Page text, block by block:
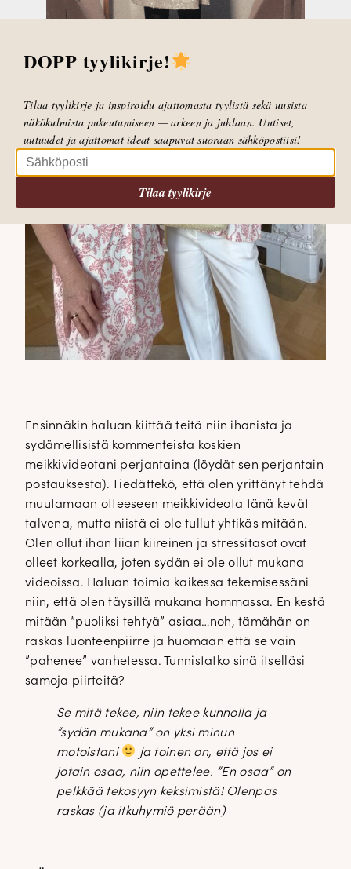
Ensinnäkin haluan kiittää teitä niin ihanista ja
sydämellisistä kommenteista koskien
meikkivideotani perjantaina (löydät sen perjantain
postauksesta). Tiedättekö, että olen yrittänyt tehdä
muutamaan otteeseen meikkivideota tänä kevät
talvena, mutta niistä ei ole tullut yhtikäs mitään.
Olen ollut ihan liian kiireinen ja stressitasot ovat
olleet korkealla, joten sydän ei ole ollut mukana
videoissa. Haluan toimia kaikessa tekemisessäni
niin, että olen täysillä mukana hommassa. En kestä
mitään ”puoliksi tehtyä” asiaa…noh, tämähän on
raskas luonteenpiirre ja huomaan että se vain
”pahenee” vanhetessa. Tunnistatko sinä itselläsi
samoja piirteitä?
Se mitä tekee, niin tekee kunnolla ja
”sydän mukana” on yksi minun
motoistani
Ja toinen on, että jos ei
jotain osaa, niin opettelee. ”En osaa” on
pelkkää tekosyyn keksimistä! Olenpas
raskas (ja itkuhymiö perään)
DOPP tyylikirje!
Tilaa tyylikirje ja inspiroidu ajattomasta tyylistä sekä uusista
näkökulmista pukeutumiseen — arkeen ja juhlaan. Uutiset,
uutuudet ja ajattomat ideat saapuvat suoraan sähköpostiisi!
Tilaa tyylikirje